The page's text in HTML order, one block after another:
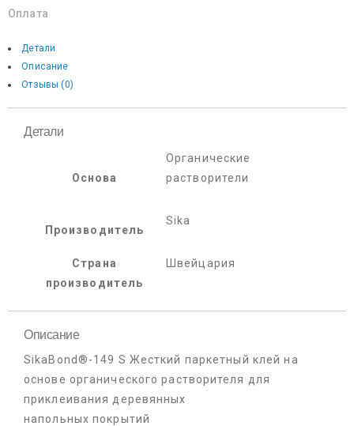
Оплата
Детали
Описание
Отзывы (0)
Детали
Основа
Органические
растворители
Производитель
Sika
Страна
производитель
Швейцария
Описание
SikaBond®-149 S Жесткий паркетный клей на
основе органического растворителя для
приклеивания деревянных
напольных покрытий